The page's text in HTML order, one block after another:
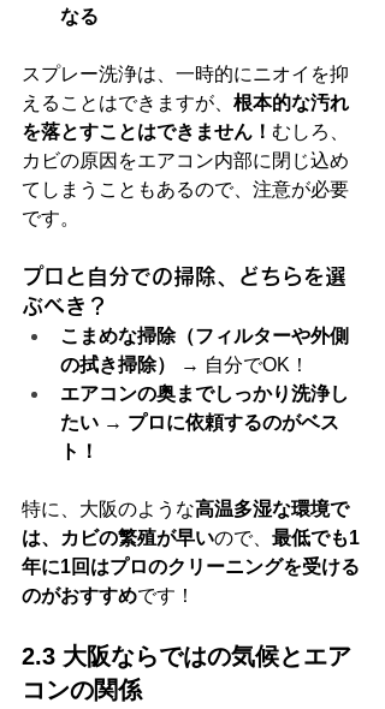
なる
スプレー洗浄は、一時的にニオイを抑
えることはできますが、 根本的な汚れ
を落とすことはできません！ むしろ、
カビの原因をエアコン内部に閉じ込め
てしまうこともあるので、注意が必要
です。
プロと自分での掃除、どちらを選
ぶべき？
こまめな掃除（フィルターや外側
の拭き掃除）
→ 自分でOK！
エアコンの奥までしっかり洗浄し
たい → プロに依頼するのがベス
ト！
特に、大阪のような高温多湿な環境で
は、カビの繁殖が早いので、 最低でも1
年に1回はプロのクリーニングを受ける
のがおすすめです！
2.3 大阪ならではの気候とエア
コンの関係